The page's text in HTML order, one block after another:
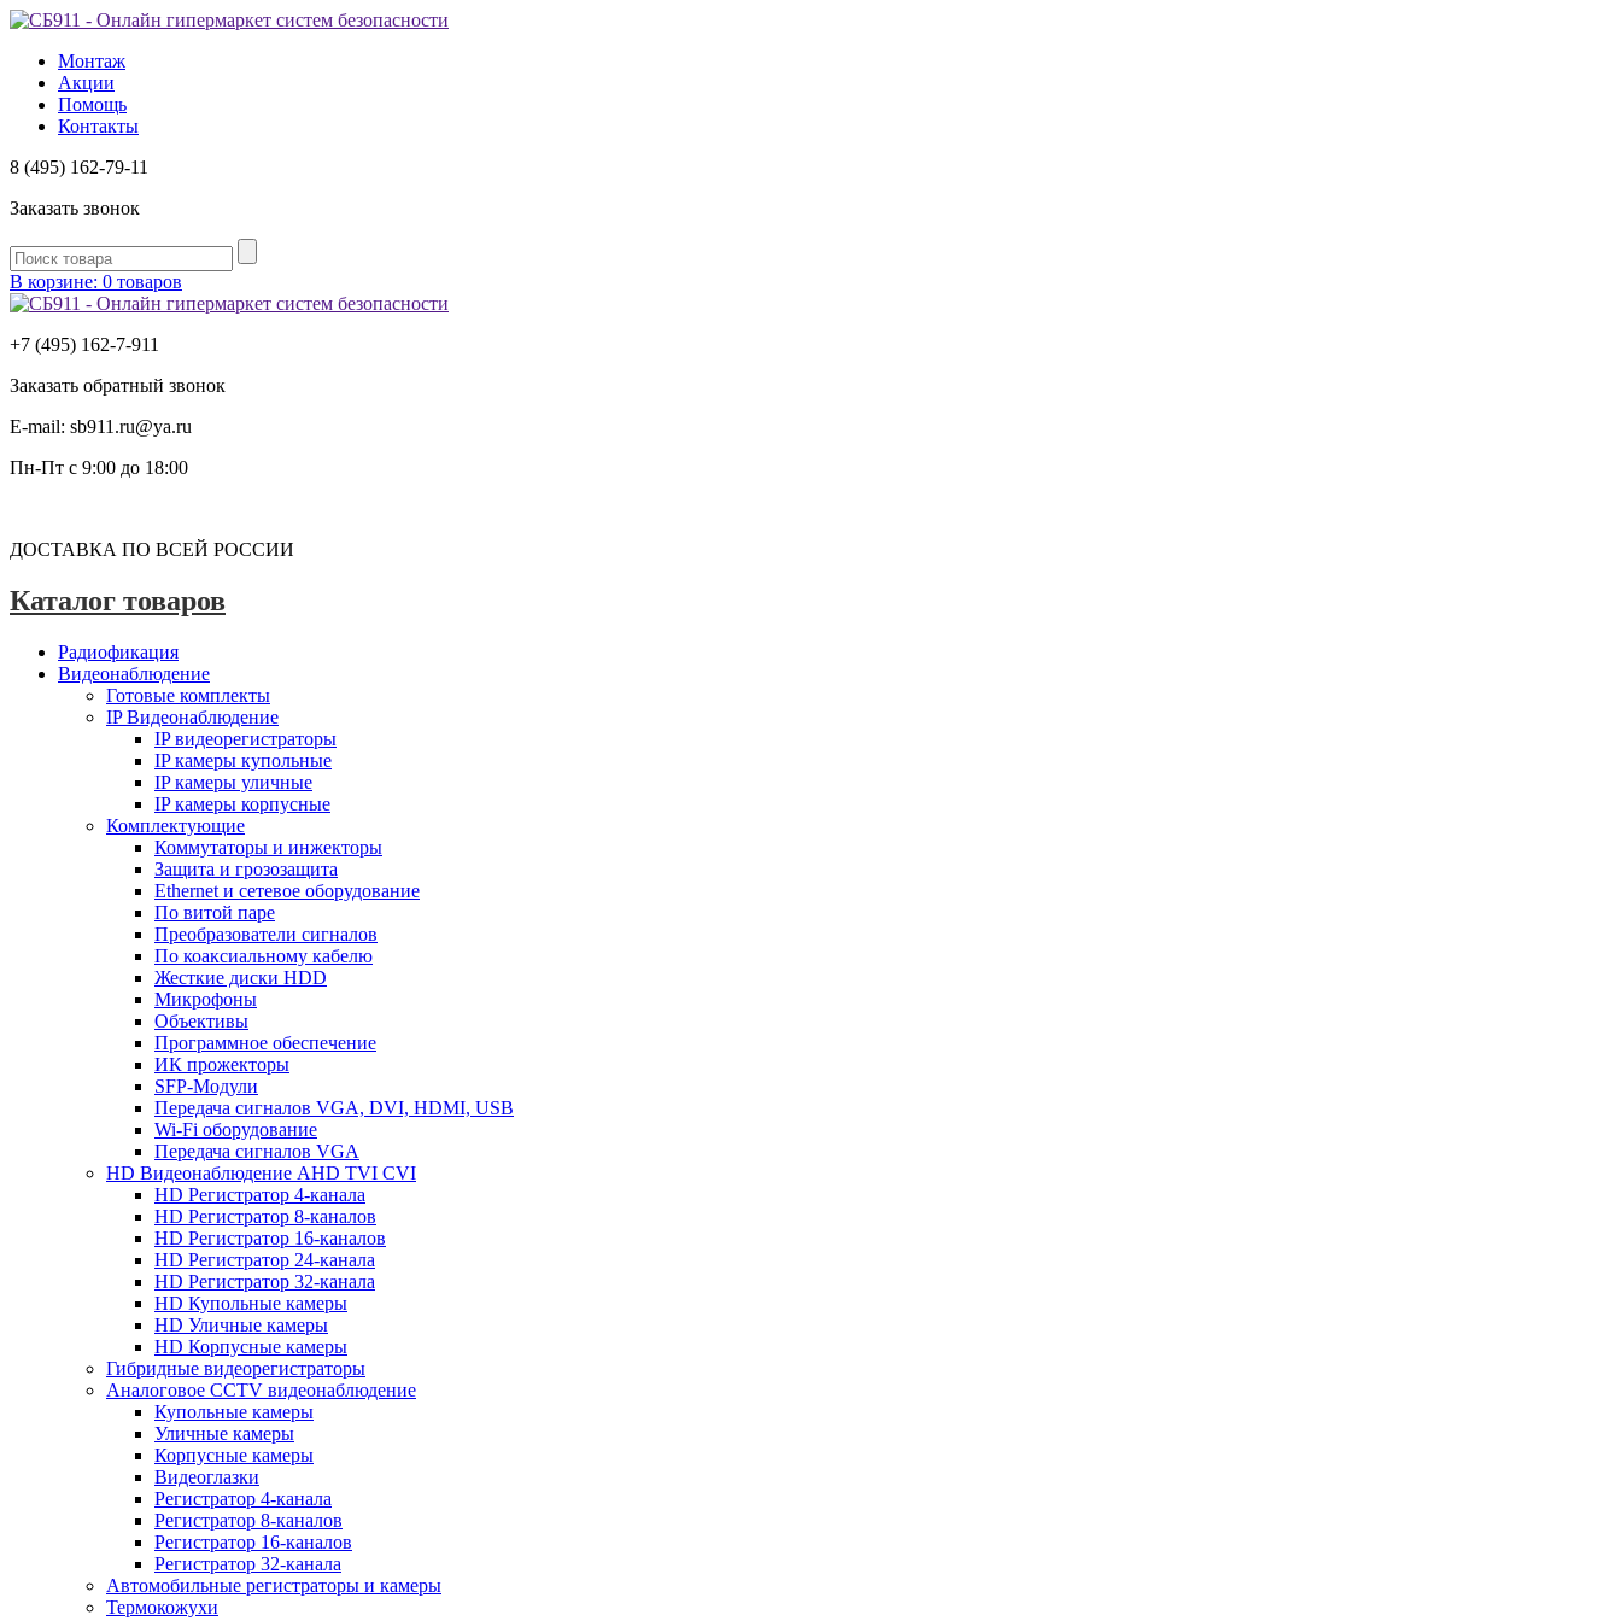
Монтаж
Акции
Помощь
Контакты
8 (495) 162-79-11
Заказать звонок
В корзине: 0 товаров
+7 (495) 162-7-911
Заказать обратный звонок
E-mail: sb911.ru@ya.ru
Пн-Пт с 9:00 до 18:00
ДОСТАВКА ПО ВСЕЙ РОССИИ
Каталог товаров
Радиофикация
Видеонаблюдение
Готовые комплекты
IP Видеонаблюдение
IP видеорегистраторы
IP камеры купольные
IP камеры уличные
IP камеры корпусные
Комплектующие
Коммутаторы и инжекторы
Защита и грозозащита
Ethernet и сетевое оборудование
По витой паре
Преобразователи сигналов
По коаксиальному кабелю
Жесткие диски HDD
Микрофоны
Объективы
Программное обеспечение
ИК прожекторы
SFP-Модули
Передача сигналов VGA, DVI, HDMI, USB
Wi-Fi оборудование
Передача сигналов VGA
HD Видеонаблюдение AHD TVI CVI
HD Регистратор 4-канала
HD Регистратор 8-каналов
HD Регистратор 16-каналов
HD Регистратор 24-канала
HD Регистратор 32-канала
HD Купольные камеры
HD Уличные камеры
HD Корпусные камеры
Гибридные видеорегистраторы
Аналоговое CCTV видеонаблюдение
Купольные камеры
Уличные камеры
Корпусные камеры
Видеоглазки
Регистратор 4-канала
Регистратор 8-каналов
Регистратор 16-каналов
Регистратор 32-канала
Автомобильные регистраторы и камеры
Термокожухи